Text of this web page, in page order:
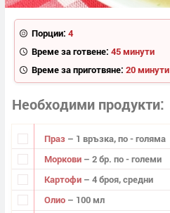
Порции: 4
Време за готвене: 45 минути
Време за приготвяне: 20 минути
Необходими продукти
Праз – 1 връзка, по - голяма
Моркови – 2 бр. по - големи
Картофи – 4 броя, средни
Олио – 100 мл